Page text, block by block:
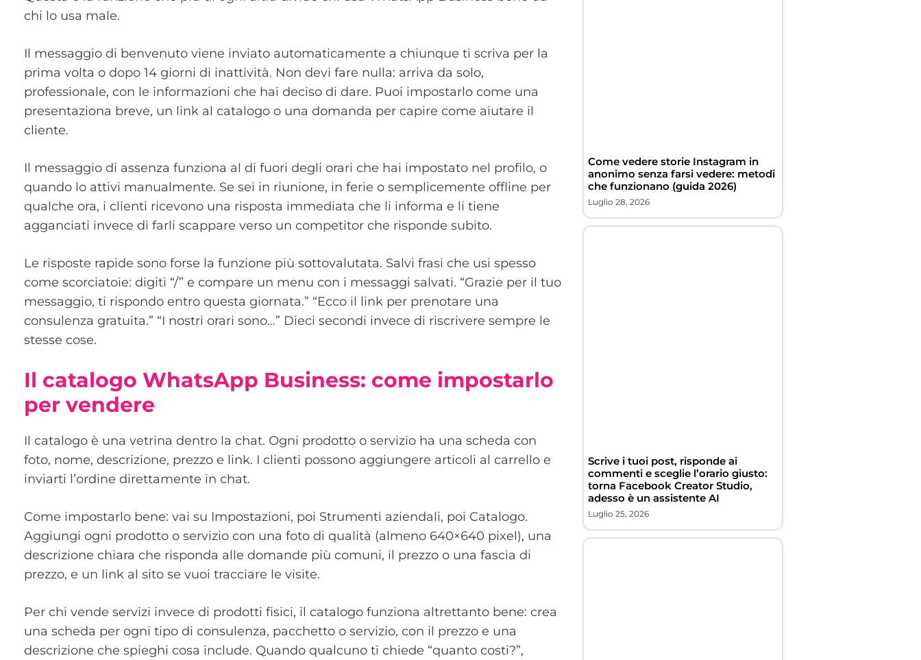
chi lo usa male.
Il messaggio di benvenuto viene inviato automaticamente a chiunque ti scriva per la
prima volta o dopo 14 giorni di inattività. Non devi fare nulla: arriva da solo,
professionale, con le informazioni che hai deciso di dare. Puoi impostarlo come una
presentaziona breve, un link al catalogo o una domanda per capire come aiutare il
cliente.
Il messaggio di assenza funziona al di fuori degli orari che hai impostato nel profilo, o
quando lo attivi manualmente. Se sei in riunione, in ferie o semplicemente offline per
qualche ora, i clienti ricevono una risposta immediata che li informa e li tiene
agganciati invece di farli scappare verso un competitor che risponde subito.
Le risposte rapide sono forse la funzione più sottovalutata. Salvi frasi che usi spesso
come scorciatoie: digiti “/” e compare un menu con i messaggi salvati. “Grazie per il tuo
messaggio, ti rispondo entro questa giornata.” “Ecco il link per prenotare una
consulenza gratuita.” “I nostri orari sono…” Dieci secondi invece di riscrivere sempre le
stesse cose.
Il catalogo WhatsApp Business: come impostarlo
per vendere
Il catalogo è una vetrina dentro la chat. Ogni prodotto o servizio ha una scheda con
foto, nome, descrizione, prezzo e link. I clienti possono aggiungere articoli al carrello e
inviarti l’ordine direttamente in chat.
Come impostarlo bene: vai su Impostazioni, poi Strumenti aziendali, poi Catalogo.
Aggiungi ogni prodotto o servizio con una foto di qualità (almeno 640×640 pixel), una
descrizione chiara che risponda alle domande più comuni, il prezzo o una fascia di
prezzo, e un link al sito se vuoi tracciare le visite.
Per chi vende servizi invece di prodotti fisici, il catalogo funziona altrettanto bene: crea
una scheda per ogni tipo di consulenza, pacchetto o servizio, con il prezzo e una
descrizione che spieghi cosa include. Quando qualcuno ti chiede “quanto costi?”,
Come vedere storie Instagram in
anonimo senza farsi vedere: metodi
che funzionano (guida 2026)
Luglio 28, 2026
Scrive i tuoi post, risponde ai
commenti e sceglie l’orario giusto:
torna Facebook Creator Studio,
adesso è un assistente AI
Luglio 25, 2026